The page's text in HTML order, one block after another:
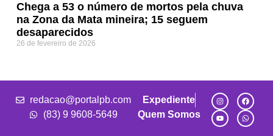
Chega a 53 o número de mortos pela chuva
na Zona da Mata mineira; 15 seguem
desaparecidos
26 de fevereiro de 2026
redacao@portalpb.com
(83) 9 9608-5649
Expediente
Quem Somos